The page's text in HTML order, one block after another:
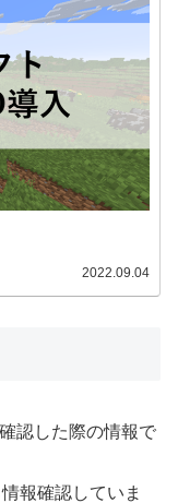
2022.09.04
認した際の情報で
報確認していま